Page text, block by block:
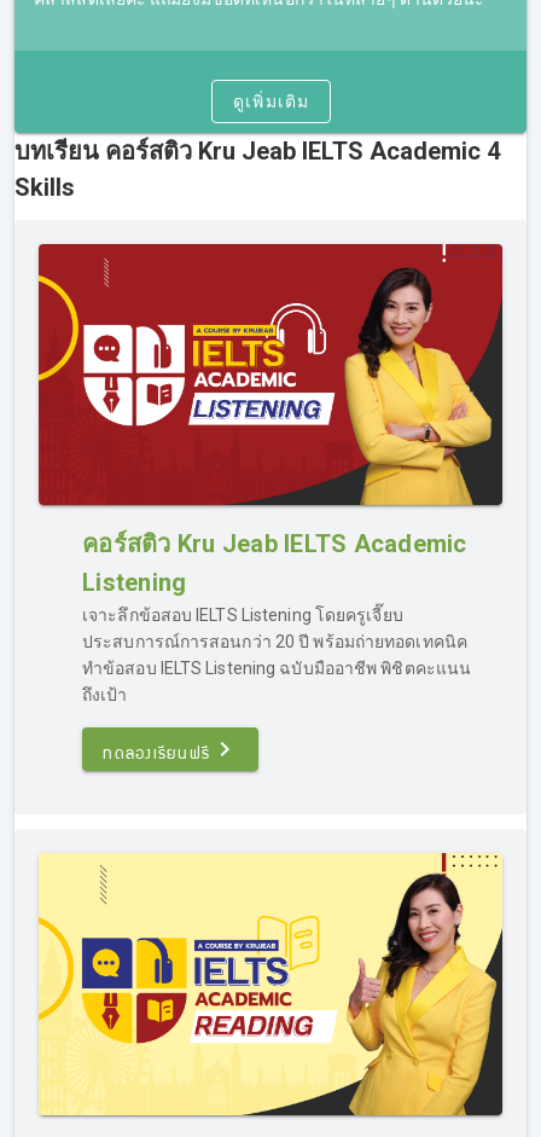
และการเรียนออนไลน์ก็ไม่ได้เป็นอุปสรรคต่อการทำความ
เข้าใจในเนื้อหาการสอน สำหรับใครที่ยังอยู่ในช่วงตัดสินใจ
สามารถทดลองติว IELTS ฟรีก่อนได้โดยไม่มีค่าใช้จ่าย ไม่มี
ข้อผูกมัดใดๆ อยากรู้ว่า skills ไหนครูเจี๊ยบสอนยังไง ไปลอง
เรียนกันได้ในแต่ละหน้าของ skills นั้นๆ เลย
หากเรียน IELTS ออนไลน์ไม่เข้าใจ ทำอย่างไร?
คอร์สเรียน IELTS ของเรา รองรับเรื่องการ “ตอบคำถาม” กรณี
ที่ผู้เรียนเรียนไม่เข้าใจ มีข้อสงสัยที่ต้องการถามเพิ่มเติมจาก
เนื้อหาในคลิปสอน สามารถส่งคำถามเข้าไปถามได้ทาง Inbox
โดยคำถามของผู้เรียนจะถูกส่งไปยังครูผู้สอนโดยตรง
ก่อนจะส่งคำตอบที่ถูกต้องกลับไปทาง Inbox เช่นกัน ภายใน
ห้องเรียน
พื้นฐานอ่อนติว IELTS ได้ไหม?
อย่างที่ได้กล่าวไปในข้างต้น ว่าเรามีคอร์สติว IELTS ครบวงจร
เหมาะสำหรับผู้เรียนทุกราย แม้ผู้เรียนจะอยู่ในกลุ่ม “พื้นฐาน
ดูเพิ่มเติม
บทเรียน คอร์สติว Kru Jeab IELTS Academic 4
Skills
คอร์สติว Kru Jeab IELTS Academic
Listening
เจาะลึกข้อสอบ IELTS Listening โดยครูเจี๊ยบ
ประสบการณ์การสอนกว่า 20 ปี พร้อมถ่ายทอดเทคนิค
ทำข้อสอบ IELTS Listening ฉบับมืออาชีพ พิชิตคะแนน
ถึงเป้า
ทดลองเรียนฟรี